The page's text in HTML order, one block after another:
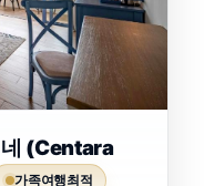
네 (Centara
가족여행최적